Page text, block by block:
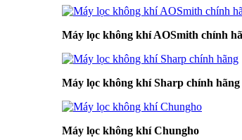
Máy lọc không khí AOSmith chính
Máy lọc không khí Sharp chính hãng
Máy lọc không khí Chungho